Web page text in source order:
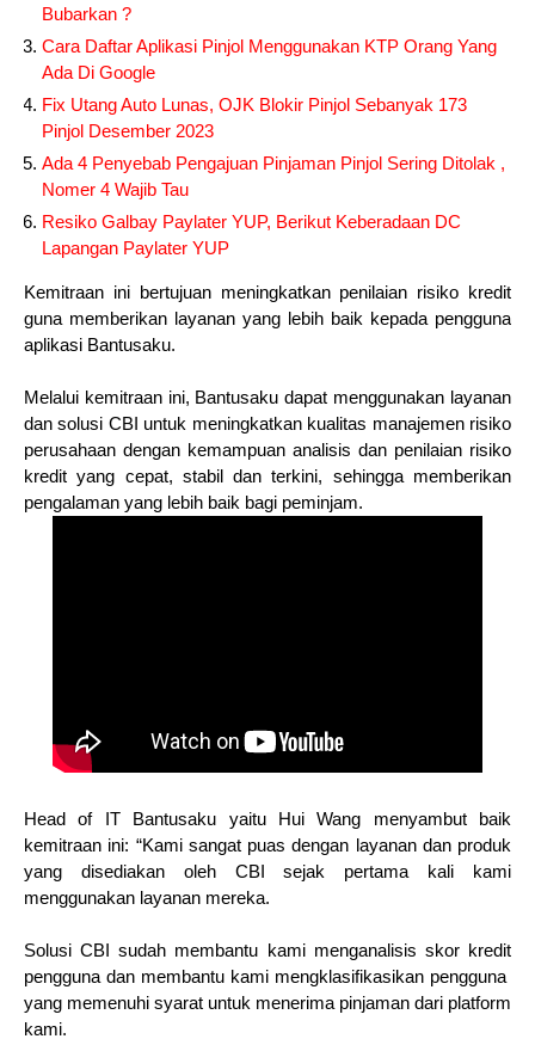
Bubarkan ?
Cara Daftar Aplikasi Pinjol Menggunakan KTP Orang Yang
Ada Di Google
Fix Utang Auto Lunas, OJK Blokir Pinjol Sebanyak 173
Pinjol Desember 2023
Ada 4 Penyebab Pengajuan Pinjaman Pinjol Sering Ditolak ,
Nomer 4 Wajib Tau
Resiko Galbay Paylater YUP, Berikut Keberadaan DC
Lapangan Paylater YUP
Kemitraan ini bertujuan meningkatkan penilaian risiko kredit
guna memberikan layanan yang lebih baik kepada pengguna
aplikasi Bantusaku.
Melalui kemitraan ini, Bantusaku dapat menggunakan layanan
dan solusi CBI untuk meningkatkan kualitas manajemen risiko
perusahaan dengan kemampuan analisis dan penilaian risiko
kredit yang cepat, stabil dan terkini, sehingga memberikan
pengalaman yang lebih baik bagi peminjam.
Head of IT Bantusaku yaitu Hui Wang menyambut baik
kemitraan ini: “Kami sangat puas dengan layanan dan produk
yang disediakan oleh CBI sejak pertama kali kami
menggunakan layanan mereka.
Solusi CBI sudah membantu kami menganalisis skor kredit
pengguna dan membantu kami mengklasifikasikan pengguna
yang memenuhi syarat untuk menerima pinjaman dari platform
kami.